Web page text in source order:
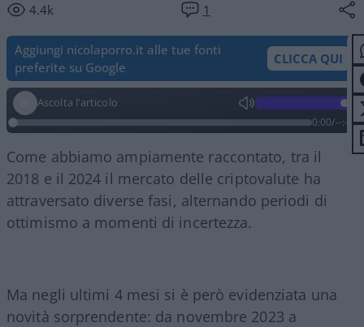
4.4k 1
Aggiungi nicolaporro.it alle tue fonti
preferite su Google
CLICCA QUI
Ascolta l'articolo
0:00/--:--
Come abbiamo ampiamente raccontato, tra il
2018 e il 2024 il mercato delle criptovalute ha
attraversato diverse fasi, alternando periodi di
ottimismo a momenti di incertezza.
Ma negli ultimi 4 mesi si è però evidenziata una
novità sorprendente: da novembre 2023 a